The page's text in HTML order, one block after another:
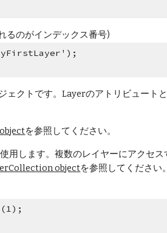
るのがインデックス番号)
ェクトです。Layerのアトリビュート
を参照してください。
用します。複数のレイヤーにアクセ
objectを参照してください。